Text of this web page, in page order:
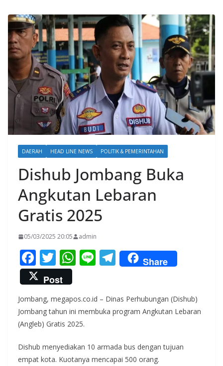
DAERAH HEAD LINE NEWS POLITIK & PEMERINTAHAN
Dishub Jombang Buka
Angkutan Lebaran
Gratis 2025
05/03/2025 20:05 admin
F
ac
e
b
o
k
T
w
itt
er
W
s
A
p
Li T
el
gr
a
Share
Post
Jombang, megapos.co.id – Dinas Perhubungan (Dishub)
Jombang tahun ini membuka program Angkutan Lebaran
(Angleb) Gratis 2025.
Dishub menyediakan 10 armada bus dengan tujuan
empat kota. Kuotanya mencapai 500 orang.